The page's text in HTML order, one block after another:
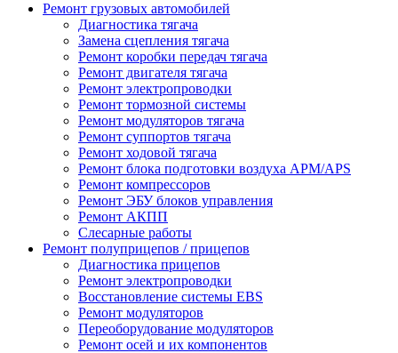
Ремонт грузовых автомобилей
Диагностика тягача
Замена сцепления тягача
Ремонт коробки передач тягача
Ремонт двигателя тягача
Ремонт электропроводки
Ремонт тормозной системы
Ремонт модуляторов тягача
Ремонт суппортов тягача
Ремонт ходовой тягача
Ремонт блока подготовки воздуха APM/APS
Ремонт компрессоров
Ремонт ЭБУ блоков управления
Ремонт АКПП
Слесарные работы
Ремонт полуприцепов / прицепов
Диагностика прицепов
Ремонт электропроводки
Восстановление системы EBS
Ремонт модуляторов
Переоборудование модуляторов
Ремонт осей и их компонентов